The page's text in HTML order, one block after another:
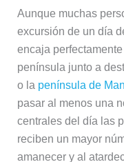
Aunque muchas
excursión de un día
encaja
península junto a
o la península de
pasar al menos una
centrales del día las
reciben un mayor
amanecer y al